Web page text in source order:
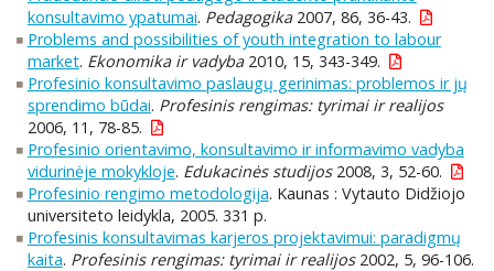
konsultavimo ypatumai. Pedagogika2007, 86, 36-43.
Problems and possibilities of youth integration to labour
market. Ekonomika ir vadyba2010, 15, 343-349.
Profesinio konsultavimo paslaugų gerinimas: problemos ir jų
sprendimo būdai. Profesinis rengimas: tyrimai ir realijos
2006, 11, 78-85.
Profesinio orientavimo, konsultavimo ir informavimo vadyba
vidurinėje mokykloje. Edukacinės studijos2008, 3, 52-60.
Profesinio rengimo metodologija. Kaunas : Vytauto Didžiojo
universiteto leidykla, 2005. 331 p.
Profesinis konsultavimas karjeros projektavimui: paradigmų
kaita. Profesinis rengimas: tyrimai ir realijos2002, 5, 96-106.